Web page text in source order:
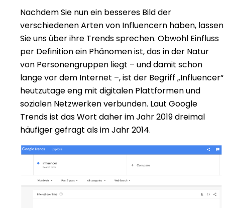
Nachdem Sie nun ein besseres Bild der
verschiedenen Arten von Influencern haben, lassen
Sie uns über ihre Trends sprechen. Obwohl Einfluss
per Definition ein Phänomen ist, das in der Natur
von Personengruppen liegt – und damit schon
lange vor dem Internet –, ist der Begriff „Influencer“
heutzutage eng mit digitalen Plattformen und
sozialen Netzwerken verbunden. Laut Google
Trends ist das Wort daher im Jahr 2019 dreimal
häufiger gefragt als im Jahr 2014.